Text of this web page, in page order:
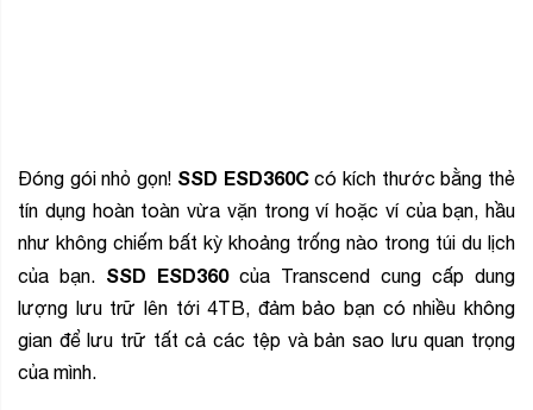
Đóng gói nhỏ gọn! SSD ESD360Ccó kích thước bằng thẻ
tín dụng hoàn toàn vừa vặn trong ví hoặc ví của bạn, hầu
như không chiếm bất kỳ khoảng trống nào trong túi du lịch
của bạn. SSD ESD360của Transcend cung cấp dung
lượng lưu trữ lên tới 4TB, đảm bảo bạn có nhiều không
gian để lưu trữ tất cả các tệp và bản sao lưu quan trọng
của mình.